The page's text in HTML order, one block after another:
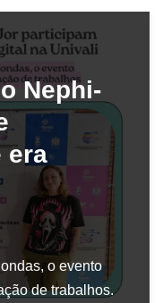
Nephi-
era
o evento
de trabalhos.